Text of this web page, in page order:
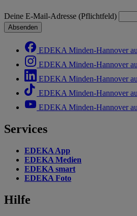
Deine E-Mail-Adresse (Pflichtfeld)
Absenden
EDEKA Minden-Hannover
EDEKA Minden-Hannover
EDEKA Minden-Hannover
EDEKA Minden-Hannover
EDEKA Minden-Hannover
Services
EDEKA App
EDEKA Medien
EDEKA smart
EDEKA Foto
Hilfe